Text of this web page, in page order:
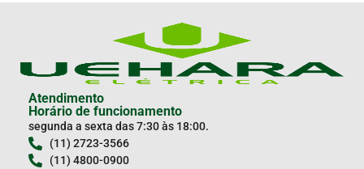
Atendimento
Horário de funcionamento
segunda a sexta das 7:30 às 18:00.
(11) 2723-3566
(11) 4800-0900